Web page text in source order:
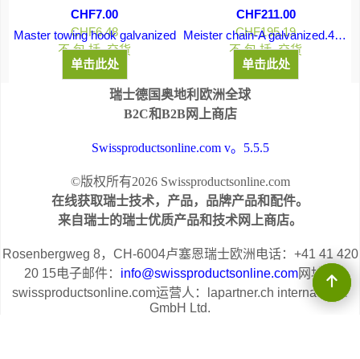
CHF7.00
CHF6.48
不 包 括 交货
Master towing hook galvanized
单击此处
CHF211.00
CHF195.19
不 包 括 交货
Meister chain-A galvanized.4x19x16mm
单击此处
瑞士德国奥地利欧洲全球
B2C和B2B网上商店
Swissproductsonline.com v。5.5.5
©版权所有2026 Swissproductsonline.com
在线获取瑞士技术，产品，品牌产品和配件。
来自瑞士的瑞士优质产品和技术网上商店。
Rosenbergweg 8，CH-6004卢塞恩瑞士欧洲电话：+41 41 420
20 15电子邮件： info@swissproductsonline.com网址：
swissproductsonline.com运营人：lapartner.ch international
GmbH Ltd.